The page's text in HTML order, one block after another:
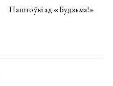
Паштоўкі ад «Будзьма!»